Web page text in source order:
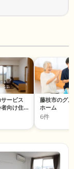
ービス
向け住
藤枝市のグ
ホーム
6件